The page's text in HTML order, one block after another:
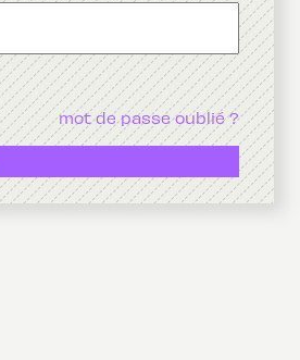
mot de passe oublié ?